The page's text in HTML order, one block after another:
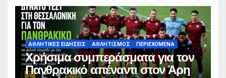
ΑΘΛΗΤΙΚΈΣ ΕΙΔΉΣΕΙΣ ΑΘΛΗΤΙΣΜΌΣ ΠΕΡΙΕΧΌΜΕΝΑ
Χρήσιμα συμπεράσματα για τον
Πανθρακικό απέναντι στον Άρη